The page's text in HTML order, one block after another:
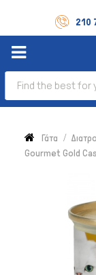
210
Γάτα
Gourmet Gold